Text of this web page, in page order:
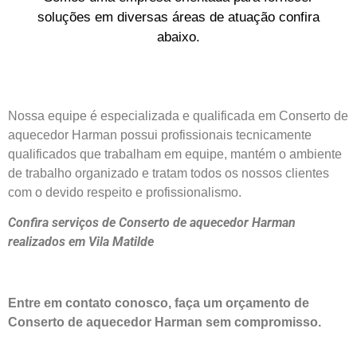
soluções em diversas áreas de atuação confira
abaixo.
Nossa equipe é especializada e qualificada em Conserto de
aquecedor Harman possui profissionais tecnicamente
qualificados que trabalham em equipe, mantém o ambiente
de trabalho organizado e tratam todos os nossos clientes
com o devido respeito e profissionalismo.
Confira serviços de Conserto de aquecedor Harman
realizados em Vila Matilde
Entre em contato conosco, faça um orçamento de
Conserto de aquecedor Harman sem compromisso.